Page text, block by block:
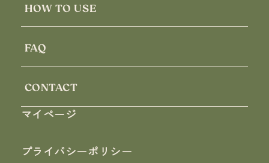
HOW TO USE
FAQ
CONTACT
マイページ
プライバシーポリシー